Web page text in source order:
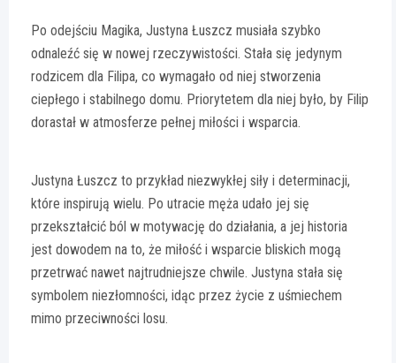
Po odejściu Magika, Justyna Łuszcz musiała szybko
odnaleźć się w nowej rzeczywistości. Stała się jedynym
rodzicem dla Filipa, co wymagało od niej stworzenia
ciepłego i stabilnego domu. Priorytetem dla niej było, by Filip
dorastał w atmosferze pełnej miłości i wsparcia.
Justyna Łuszcz to przykład niezwykłej siły i determinacji,
które inspirują wielu. Po utracie męża udało jej się
przekształcić ból w motywację do działania, a jej historia
jest dowodem na to, że miłość i wsparcie bliskich mogą
przetrwać nawet najtrudniejsze chwile. Justyna stała się
symbolem niezłomności, idąc przez życie z uśmiechem
mimo przeciwności losu.